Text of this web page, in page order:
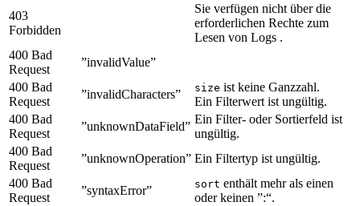
403
Forbidden
Sie verfügen nicht über die
erforderlichen Rechte zum
Lesen von Logs .
400 Bad
Request
”invalidValue”
400 Bad
Request
”invalidCharacters” size ist keine Ganzzahl.
Ein Filterwert ist ungültig.
400 Bad
Request
”unknownDataField”
Ein Filter- oder Sortierfeld ist
ungültig.
400 Bad
Request
”unknownOperation” Ein Filtertyp ist ungültig.
400 Bad
Request
”syntaxError” sort enthält mehr als einen
oder keinen ”:“.